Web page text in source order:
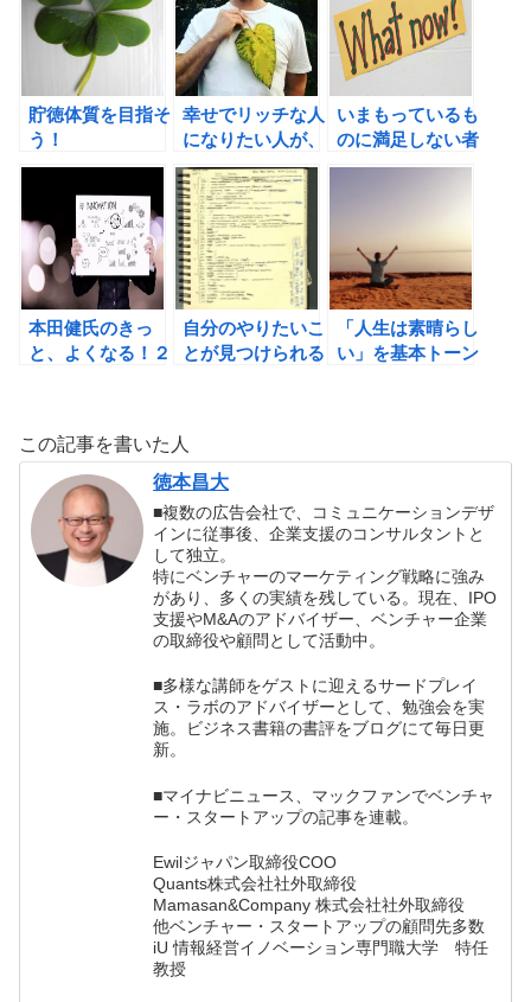
慣にしたくなる！
貯徳体質を目指そ
う！
幸せでリッチな人
になりたい人が、
今すぐできるシン
プルな方法。
いまもっているも
のに満足しない者
は、ほしいものを
本田健氏のきっ
と、よくなる！２
自分のやりたいこ
とが見つけられる
「人生は素晴らし
い」を基本トーン
この記事を書いた人
徳本昌大
■複数の広告会社で、コミュニケーションデザ
インに従事後、企業支援のコンサルタントと
して独立。
特にベンチャーのマーケティング戦略に強み
があり、多くの実績を残している。現在、IPO
支援やM&Aのアドバイザー、ベンチャー企業
の取締役や顧問として活動中。
■多様な講師をゲストに迎えるサードプレイ
ス・ラボのアドバイザーとして、勉強会を実
施。ビジネス書籍の書評をブログにて毎日更
新。
■マイナビニュース、マックファンでベンチャ
ー・スタートアップの記事を連載。
Ewilジャパン取締役COO
Quants株式会社社外取締役
Mamasan&Company 株式会社社外取締役
他ベンチャー・スタートアップの顧問先多数
iU 情報経営イノベーション専門職大学 特任
教授